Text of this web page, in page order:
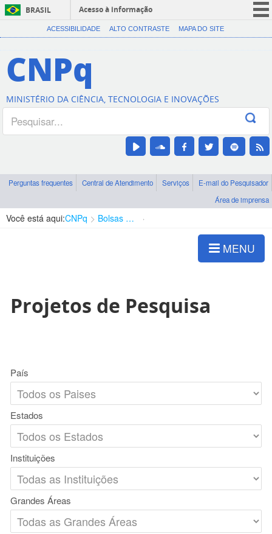
BRASIL
Acesso à informação
CORONAVÍRUS (COVID-19)
Canais
ACESSIBILIDADE ALTO CONTRASTE MAPA DO SITE
CNPq
MINISTÉRIO DA CIÊNCIA, TECNOLOGIA E INOVAÇÕES
Perguntas frequentes Central de Atendimento Serviços
E-mail do Pesquisador
Área de imprensa
Você está aqui:CNPq Bolsas e Auxílios Vigentes
MENU
Projetos de Pesquisa
País
Estados
Instituições
Grandes Áreas